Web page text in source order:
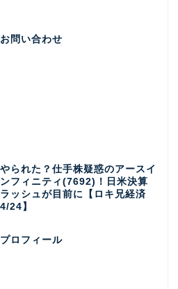
お問い合わせ
やられた？仕手株疑惑のアースイ
ンフィニティ(7692)！日米決算
ラッシュが目前に【ロキ兄経済
4/24】
プロフィール